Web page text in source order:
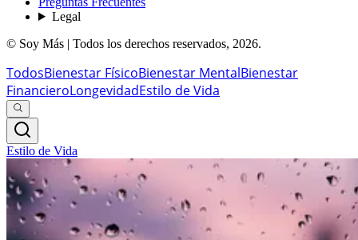
Legal
© Soy Más | Todos los derechos reservados, 2026.
TodosBienestar FísicoBienestar MentalBienestar
FinancieroLongevidadEstilo de Vida
Estilo de Vida